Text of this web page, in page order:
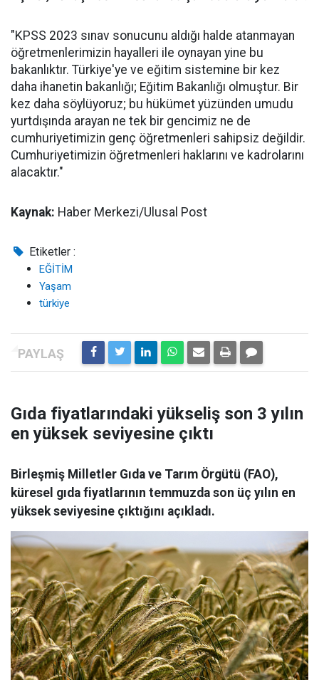
"KPSS 2023 sınav sonucunu aldığı halde atanmayan
öğretmenlerimizin hayalleri ile oynayan yine bu
bakanlıktır. Türkiye'ye ve eğitim sistemine bir kez
daha ihanetin bakanlığı; Eğitim Bakanlığı olmuştur. Bir
kez daha söylüyoruz; bu hükümet yüzünden umudu
yurtdışında arayan ne tek bir gencimiz ne de
cumhuriyetimizin genç öğretmenleri sahipsiz değildir.
Cumhuriyetimizin öğretmenleri haklarını ve kadrolarını
alacaktır."
Kaynak: Haber Merkezi/Ulusal Post
Etiketler :
EĞİTİM
Yaşam
türkiye
Gıda fiyatlarındaki yükseliş son 3 yılın
en yüksek seviyesine çıktı
Birleşmiş Milletler Gıda ve Tarım Örgütü (FAO),
küresel gıda fiyatlarının temmuzda son üç yılın en
yüksek seviyesine çıktığını açıkladı.